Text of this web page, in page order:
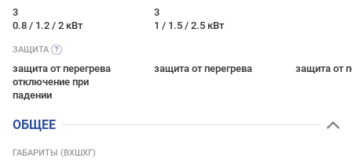
3
0.8 / 1.2 / 2 кВт
3
1 / 1.5 / 2.5 кВт
ЗАЩИТА
защита от перегрева
отключение при
падении
защита от перегрева защита от
ОБЩЕЕ
ГАБАРИТЫ (ВХШХГ)